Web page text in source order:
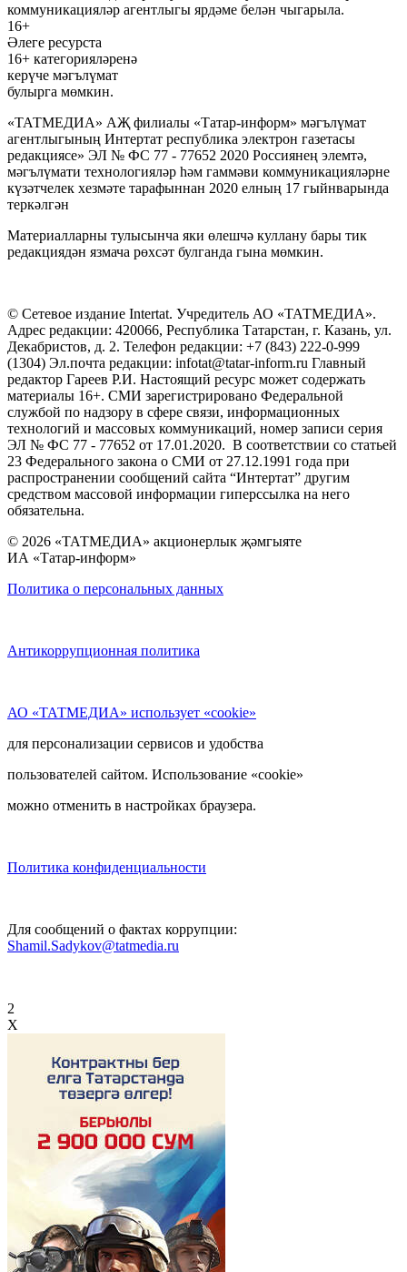
коммуникацияләр агентлыгы ярдәме белән чыгарыла.
16+
Әлеге ресурста
16+ категорияләренә
керүче мәгълүмат
булырга мөмкин.
«ТАТМЕДИА» АҖ филиалы «Татар-информ» мәгълүмат
агентлыгының Интертат республика электрон газетасы
редакциясе» ЭЛ № ФС 77 - 77652 2020 Россиянең элемтә,
мәгълүмати технологияләр һәм гаммәви коммуникацияләрне
күзәтчелек хезмәте тарафыннан 2020 елның 17 гыйнварында
теркәлгән
Материалларны тулысынча яки өлешчә куллану бары тик
редакциядән язмача рөхсәт булганда гына мөмкин.
© Сетевое издание Intertat. Учредитель АО «ТАТМЕДИА».
Адрес редакции: 420066, Республика Татарстан, г. Казань, ул.
Декабристов, д. 2. Телефон редакции: +7 (843) 222-0-999
(1304) Эл.почта редакции: infotat@tatar-inform.ru Главный
редактор Гареев Р.И. Настоящий ресурс может содержать
материалы 16+. СМИ зарегистрировано Федеральной
службой по надзору в сфере связи, информационных
технологий и массовых коммуникаций, номер записи серия
ЭЛ № ФС 77 - 77652 от 17.01.2020. В соответствии со статьей
23 Федерального закона о СМИ от 27.12.1991 года при
распространении сообщений сайта “Интертат” другим
средством массовой информации гиперссылка на него
обязательна.
© 2026 «ТАТМЕДИА» акционерлык җәмгыяте
ИА «Татар-информ»
Политика о персональных данных
Антикоррупционная политика
АО «ТАТМЕДИА» использует «cookie»
для персонализации сервисов и удобства
пользователей сайтом. Использование «cookie»
можно отменить в настройках браузера.
Политика конфиденциальности
Для сообщений о фактах коррупции:
Shamil.Sadykov@tatmedia.ru
2
X